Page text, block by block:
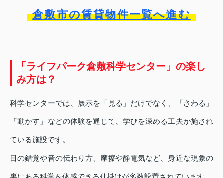
倉敷市の賃貸物件一覧へ進む
「ライフパーク倉敷科学センター」の楽し
み方は？
科学センターでは、展示を「見る」だけでなく、「さわる」
「動かす」などの体験を通じて、学びを深める工夫が施され
ている施設です。
目の錯覚や音の伝わり方、摩擦や静電気など、身近な現象の